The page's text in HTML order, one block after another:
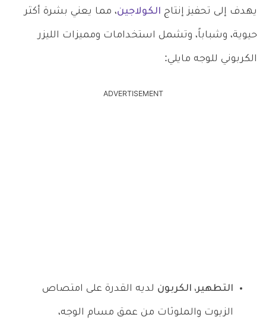
يهدف إلى تحفيز إنتاج الكولاجين، مما يعني بشرة أكثر
حيوية، وشباباً، وتشمل استخدامات ومميزات الليزر
الكربوني للوجه مايلي:
ADVERTISEMENT
التطهير، الكربون لديه القدرة على امتصاص
الزيوت والملوثات من عمق مسام الوجه،